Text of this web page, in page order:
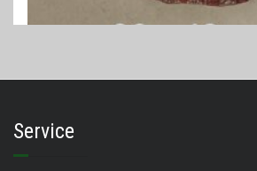
Perzisch kussen 90 x
Service